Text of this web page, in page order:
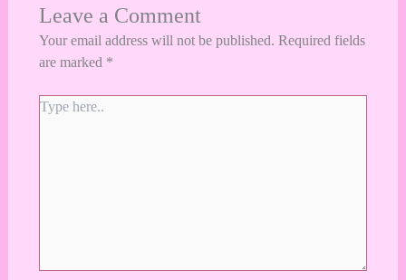
Leave a Comment
Your email address will not be published. Required fields
are marked *
Type